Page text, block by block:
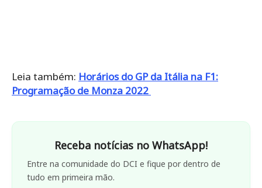
Leia também: Horários do GP da Itália na F1:
Programação de Monza 2022
Receba notícias no WhatsApp!
Entre na comunidade do DCI e fique por dentro de
tudo em primeira mão.